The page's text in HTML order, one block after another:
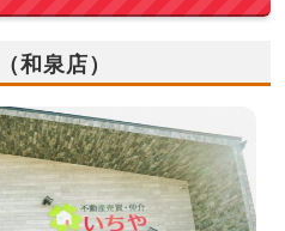
和泉店）